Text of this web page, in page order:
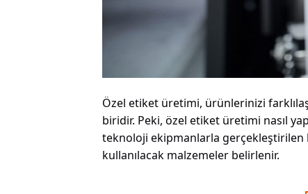
Özel etiket üretimi, ürünlerinizi
biridir. Peki, özel etiket üretimi nasıl
teknoloji ekipmanlarla gerçekleştirilen
kullanılacak malzemeler belirlenir.